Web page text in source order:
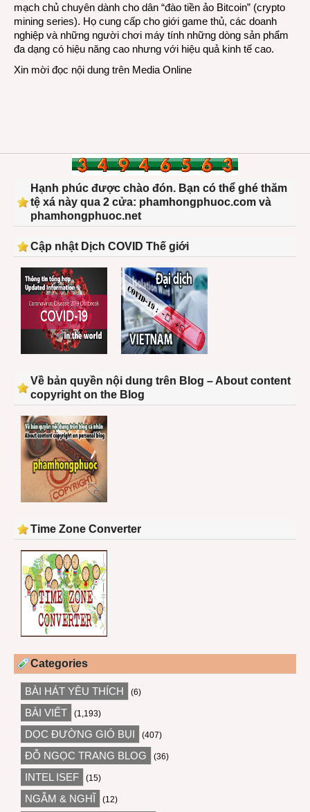
mạch chủ chuyên dành cho dân “đào tiền ảo Bitcoin” (crypto
mining series). Họ cung cấp cho giới game thủ, các doanh
nghiệp và những người chơi máy tính những dòng sản phẩm
đa dạng có hiệu năng cao nhưng với hiệu quả kinh tế cao.
Xin mời đọc nội dung trên Media Online
Hạnh phúc được chào đón. Bạn có thể ghé thăm
tệ xá này qua 2 cửa: phamhongphuoc.com và
phamhongphuoc.net
Cập nhật Dịch COVID Thế giới
Về bản quyền nội dung trên Blog – About content
copyright on the Blog
Time Zone Converter
Categories
BÀI HÁT YÊU THÍCH (6)
BÀI VIẾT (1,193)
DỌC ĐƯỜNG GIÓ BỤI (407)
ĐỖ NGỌC TRANG BLOG (36)
INTEL ISEF (15)
NGẪM & NGHĨ (12)